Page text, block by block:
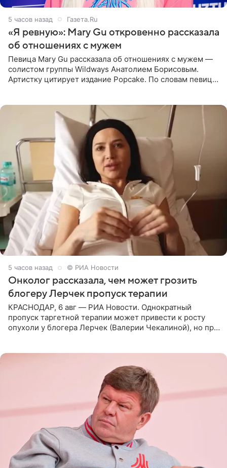
5 часов назад Газета.Ru
«Я ревную»: Mary Gu откровенно рассказала
об отношениях с мужем
Певица Mary Gu рассказала об отношениях с мужем —
солистом группы Wildways Анатолием Борисовым.
Артистку цитирует издание Popcake. По словам певицы,
5 часов назад © РИА Новости
Онколог рассказала, чем может грозить
блогеру Лерчек пропуск терапии
КРАСНОДАР, 6 авг — РИА Новости. Однократный
пропуск таргетной терапии может привести к росту
опухоли у блогера Лерчек (Валерии Чекалиной), но при